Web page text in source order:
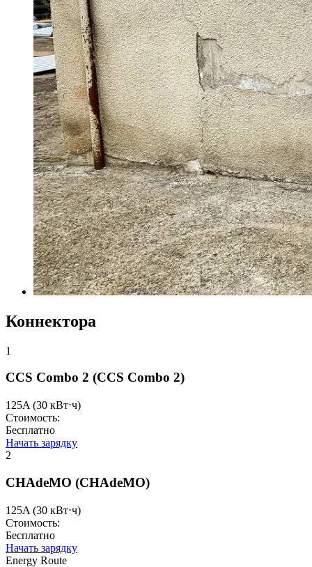
Коннектора
1
CCS Combo 2 (CCS Combo 2)
125A (30 кВт⋅ч)
Стоимость:
Бесплатно
Начать зарядку
2
CHAdeMO (CHAdeMO)
125A (30 кВт⋅ч)
Стоимость:
Бесплатно
Начать зарядку
Energy Route